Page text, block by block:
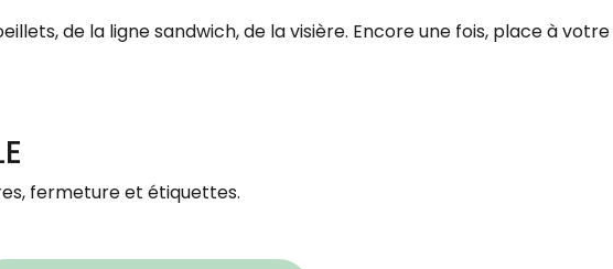
de la ligne sandwich, de la visière. Encore une fois, place à votre
fermeture et étiquettes.